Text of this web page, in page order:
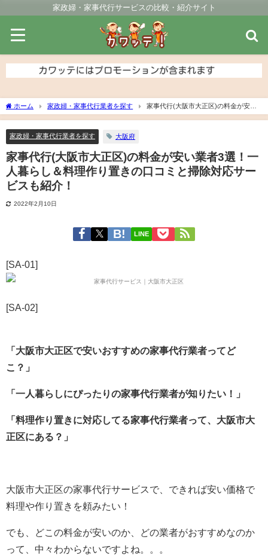
家政婦・家事代行サービスの比較・紹介サイト
ホーム 家政婦・家事代行業者を探す
家事代行(大阪市大正区)の料金が安い
業者3選！一人暮らし＆料理作り置きの口コミと掃除対応サービスも紹介！
家政婦・家事代行業者を探す 大阪府
家事代行(大阪市大正区)の料金が安い業者3選！一
人暮らし＆料理作り置きの口コミと掃除対応サー
ビスも紹介！
2022年2月10日
LINE
[SA-01]
[SA-02]
「大阪市大正区で安いおすすめの家事代行業者ってど
こ？」
「一人暮らしにぴったりの家事代行業者が知りたい！」
「料理作り置きに対応してる家事代行業者って、大阪市大
正区にある？」
大阪市大正区の家事代行サービスで、できれば安い価格で
料理や作り置きを頼みたい！
でも、どこの料金が安いのか、どの業者がおすすめなのか
って、中々わからないですよね。。。